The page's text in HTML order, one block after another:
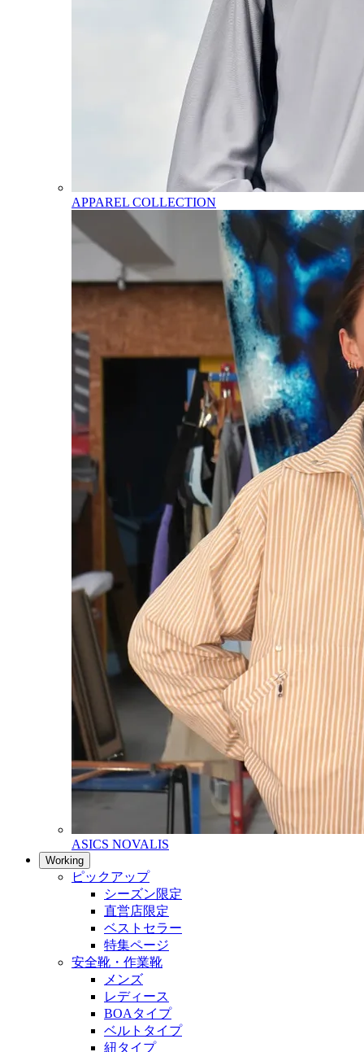
APPAREL COLLECTION
ASICS NOVALIS
Working
ピックアップ
シーズン限定
直営店限定
ベストセラー
特集ページ
安全靴・作業靴
メンズ
レディース
BOAタイプ
ベルトタイプ
紐タイプ